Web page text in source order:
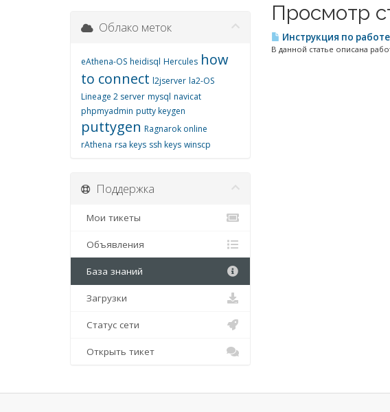
Просмотр
Инструкция по работе
В данной статье описана
Облако меток
eAthena-OS heidisql Hercules how
to connect l2jserver la2-OS
Lineage 2 server mysql navicat
phpmyadmin putty keygen
puttygen Ragnarok online
rAthena rsa keys ssh keys winscp
Поддержка
Мои тикеты
Объявления
База знаний
Загрузки
Статус сети
Открыть тикет